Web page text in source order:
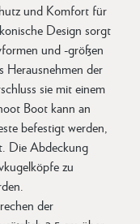
und Komfort für
Design sorgt
und -größen
Herausnehmen der
sie mit einem
Boot kann an
befestigt werden,
Die Abdeckung
zu
der